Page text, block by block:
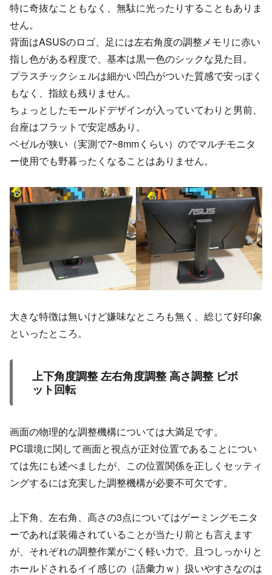
特に奇抜なこともなく、無駄に光ったりすることもありま
せん。
背面はASUSのロゴ、足には左右角度の調整メモリに赤い
指し色がある程度で、基本は黒一色のシックな見た目。
プラスチックシェルは細かい凹凸がついた質感で安っぽく
もなく、指紋も残りません。
ちょっとしたモールドデザインが入っていてわりと男前、
台座はフラットで安定感あり。
ベゼルが狭い（実測で7~8mmくらい）のでマルチモニタ
ー使用でも野暮ったくなることはありません。
大きな特徴は無いけど嫌味なところも無く、総じて好印象
といったところ。
上下角度調整 左右角度調整 高さ調整 ピボ
ット回転
画面の物理的な調整機構については大満足です。
PC環境に関して画面と視点が正対位置であることについ
ては先にも述べましたが、この位置関係を正しくセッティ
ングするには充実した調整機構が必要不可欠です。
上下角、左右角、高さの3点についてはゲーミングモニタ
ーであれば装備されていることが当たり前とも言えます
が、それぞれの調整作業がごく軽い力で、且つしっかりと
ホールドされるイイ感じの（語彙力ｗ）扱いやすさなのは